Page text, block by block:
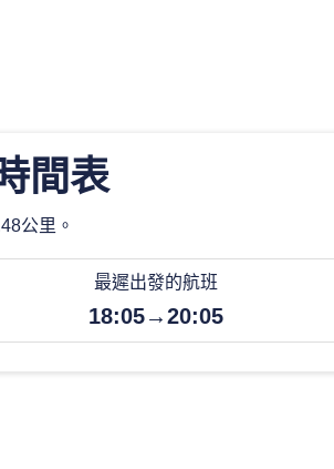
間表
公里。
最遲出發的航班
18:05→20:05